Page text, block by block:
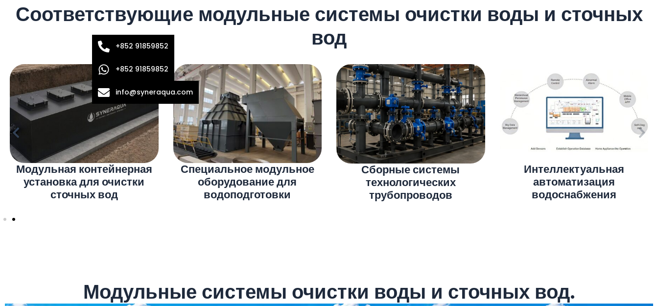
Соответствующие модульные системы очистки воды и сточных
вод
Коммерческая система
питьевого водоснабжения
Модульная контейнерная
установка для очистки
питьевой воды
Модульная контейнерная
установка для очистки
сточных вод
Специальное модульное
оборудование для
водоподготовки
Модульные системы очистки воды и сточных вод.
+852 91859852
+852 91859852
info@syneraqua.com